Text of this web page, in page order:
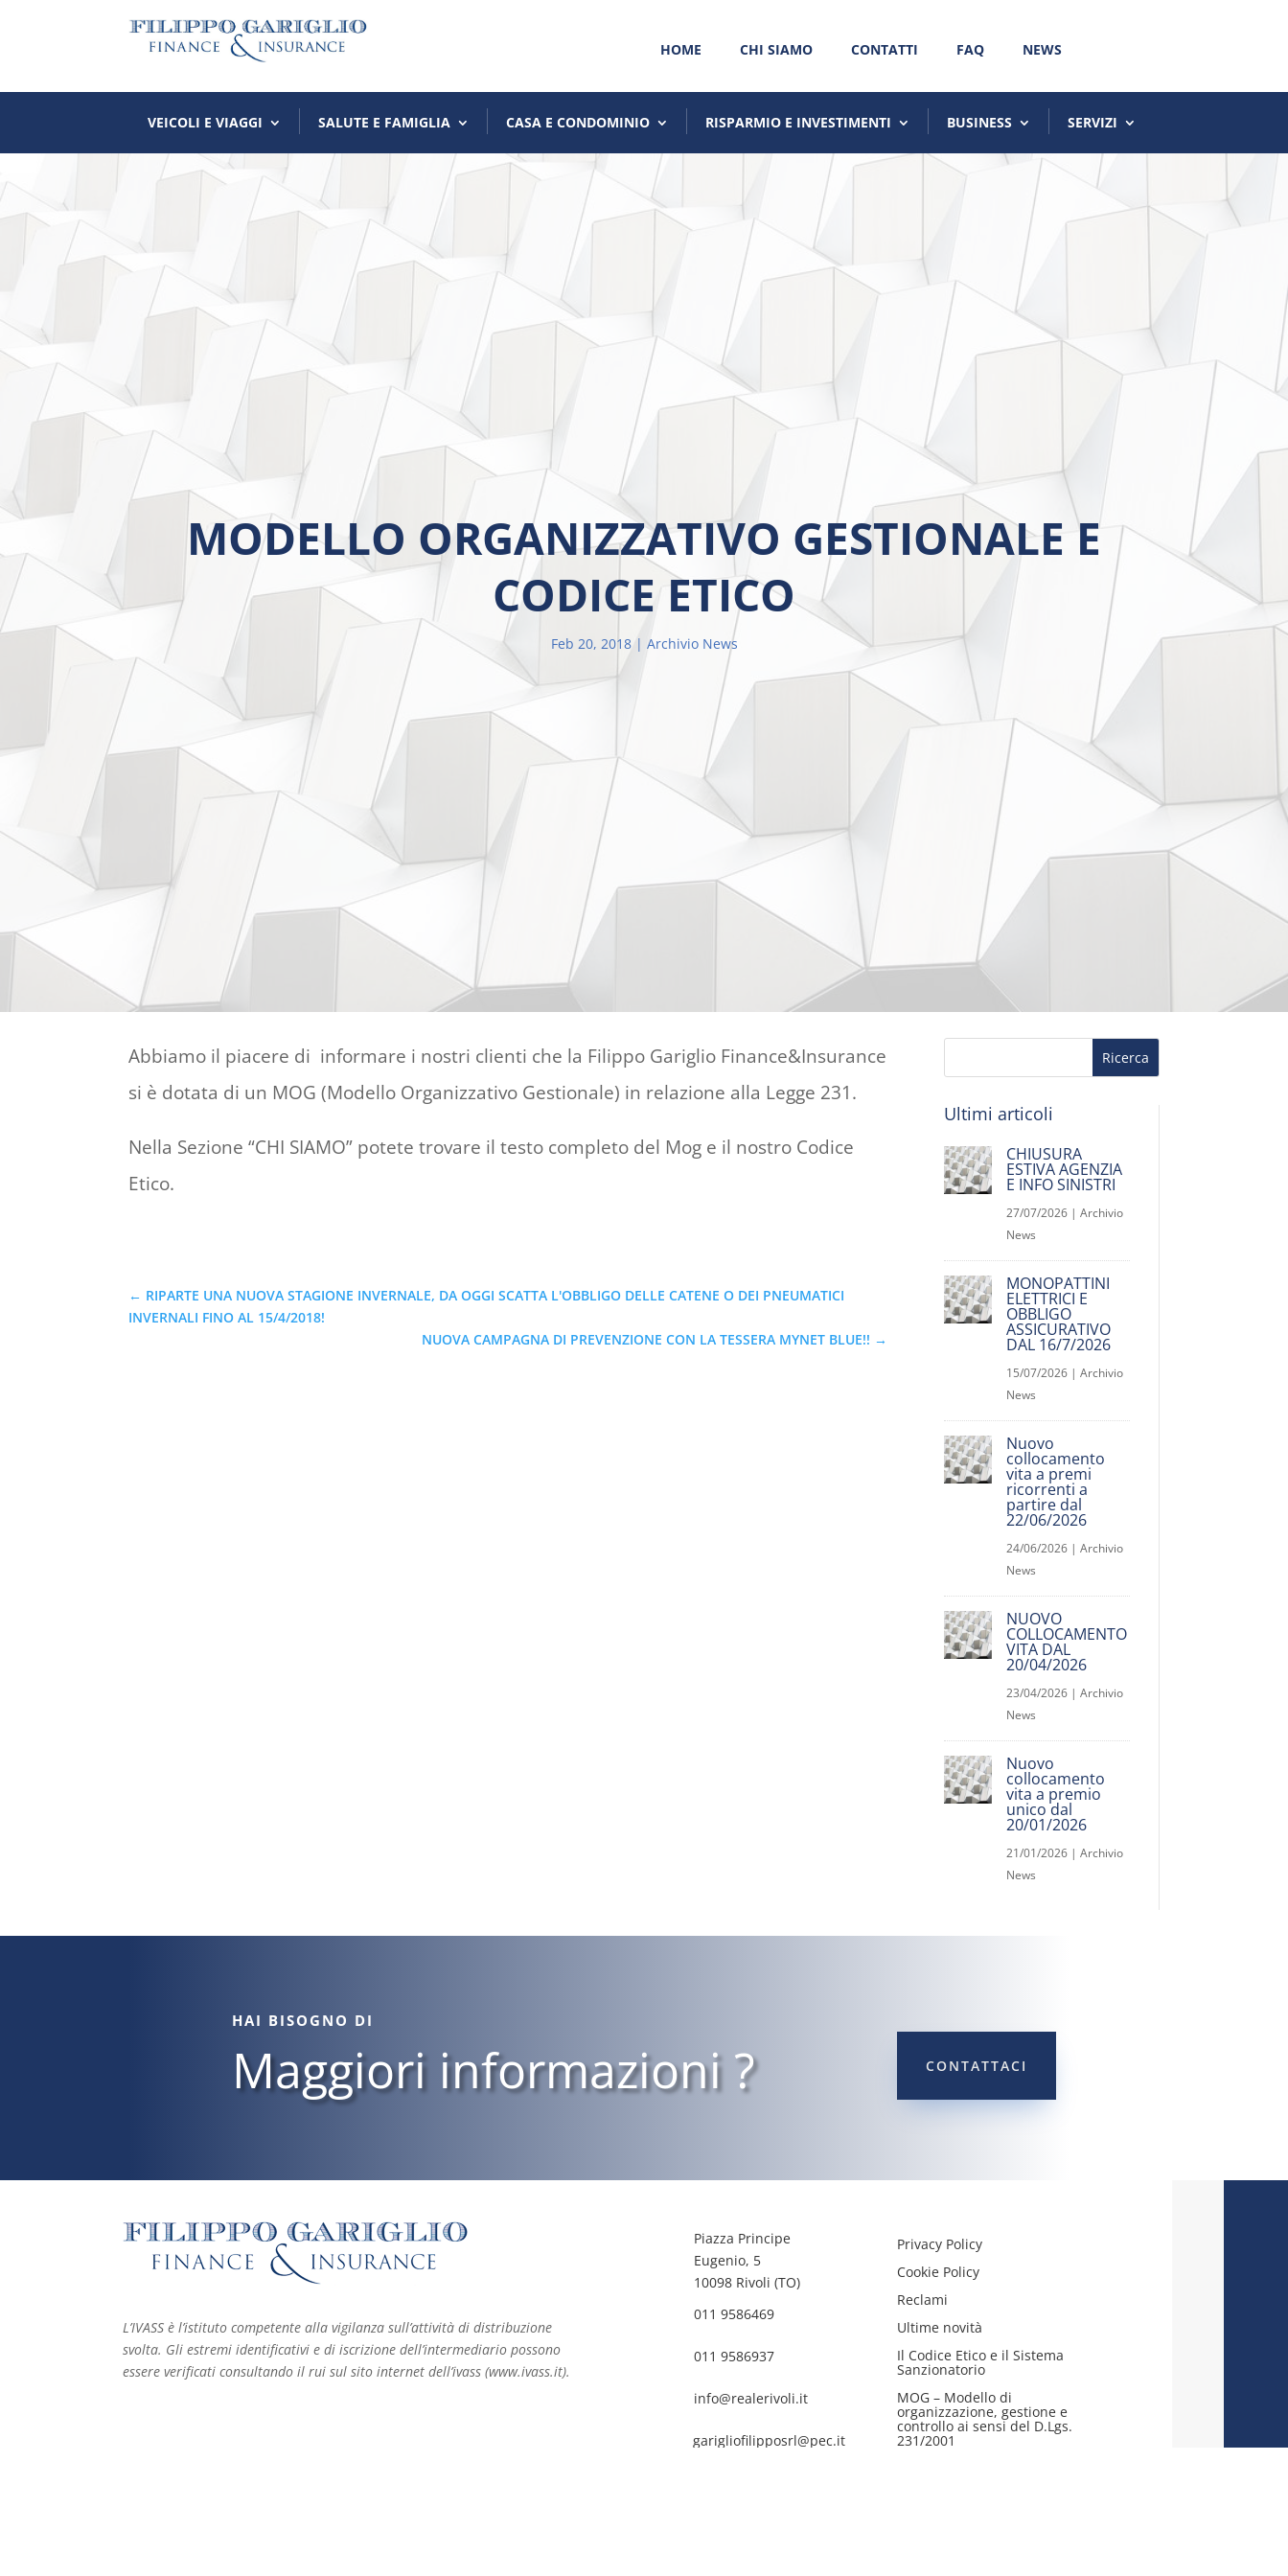
HOME CHI SIAMO CONTATTI FAQ NEWS
VEICOLI E VIAGGI SALUTE E FAMIGLIA CASA E CONDOMINIO RISPARMIO E INVESTIMENTI BUSINESS SERVIZI
MODELLO ORGANIZZATIVO GESTIONALE E
CODICE ETICO
Feb 20, 2018 Archivio News
Abbiamo il piacere di informare i nostri clienti che la Filippo Gariglio Finance&Insurance
si è dotata di un MOG (Modello Organizzativo Gestionale) in relazione alla Legge 231.
Nella Sezione “CHI SIAMO” potete trovare il testo completo del Mog e il nostro Codice
Etico.
← RIPARTE UNA NUOVA STAGIONE INVERNALE, DA OGGI SCATTA L'OBBLIGO DELLE CATENE O DEI PNEUMATICI
INVERNALI FINO AL 15/4/2018!
NUOVA CAMPAGNA DI PREVENZIONE CON LA TESSERA MYNET BLUE!! →
Ultimi articoli
CHIUSURA
ESTIVA AGENZIA
E INFO SINISTRI
27/07/2026 |Archivio
News
MONOPATTINI
ELETTRICI E
OBBLIGO
ASSICURATIVO
DAL 16/7/2026
15/07/2026 |Archivio
News
Nuovo
collocamento
vita a premi
ricorrenti a
partire dal
22/06/2026
24/06/2026 |Archivio
News
NUOVO
COLLOCAMENTO
VITA DAL
20/04/2026
23/04/2026 |Archivio
News
Nuovo
collocamento
vita a premio
unico dal
20/01/2026
21/01/2026 |Archivio
News
HAI BISOGNO DI
Maggiori informazioni ? CONTATTACI
L’IVASS è l’istituto competente alla vigilanza sull’attività di distribuzione
svolta. Gli estremi identificativi e di iscrizione dell’intermediario possono
essere verificati consultando il rui sul sito internet dell’ivass (www.ivass.it).
Piazza Principe
Eugenio, 5
10098 Rivoli (TO)
011 9586469
011 9586937
info@realerivoli.it
garigliofilipposrl@pec.it
Privacy Policy
Cookie Policy
Reclami
Ultime novità
Il Codice Etico e il Sistema
Sanzionatorio
MOG – Modello di
organizzazione, gestione e
controllo ai sensi del D.Lgs.
231/2001